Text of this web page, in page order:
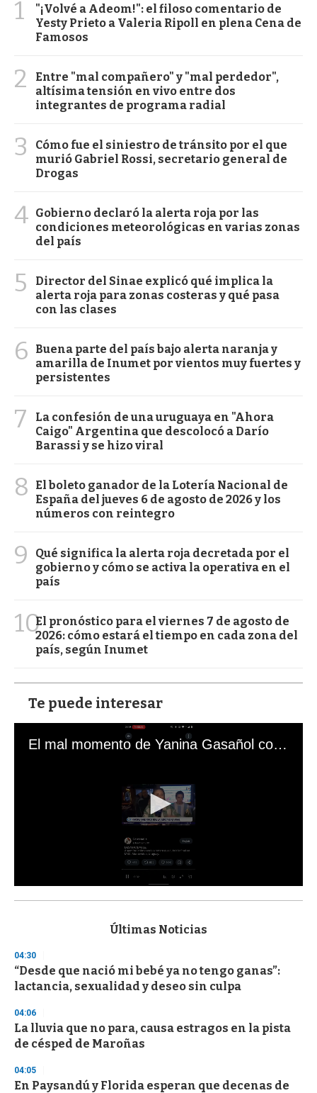
1
"¡Volvé a Adeom!": el filoso comentario de
Yesty Prieto a Valeria Ripoll en plena Cena de
Famosos
2
Entre "mal compañero" y "mal perdedor",
altísima tensión en vivo entre dos
integrantes de programa radial
3
Cómo fue el siniestro de tránsito por el que
murió Gabriel Rossi, secretario general de
Drogas
4 Gobierno declaró la alerta roja por las
condiciones meteorológicas en varias zonas
del país
5
Director del Sinae explicó qué implica la
alerta roja para zonas costeras y qué pasa
con las clases
6
Buena parte del país bajo alerta naranja y
amarilla de Inumet por vientos muy fuertes y
persistentes
7
La confesión de una uruguaya en "Ahora
Caigo" Argentina que descolocó a Darío
Barassi y se hizo viral
8
El boleto ganador de la Lotería Nacional de
España del jueves 6 de agosto de 2026 y los
números con reintegro
9
Qué significa la alerta roja decretada por el
gobierno y cómo se activa la operativa en el
país
10El pronóstico para el viernes 7 de agosto de
2026: cómo estará el tiempo en cada zona del
país, según Inumet
Te puede interesar
El mal momento de Yanina Gasañol con un hincha argentino en "Subrayado"
s
d
s
o
f
3
s
e
c
n
d
Últimas Noticias
04:30
“Desde que nació mi bebé ya no tengo ganas”:
lactancia, sexualidad y deseo sin culpa
04:06
La lluvia que no para, causa estragos en la pista
de césped de Maroñas
04:05
En Paysandú y Florida esperan que decenas de